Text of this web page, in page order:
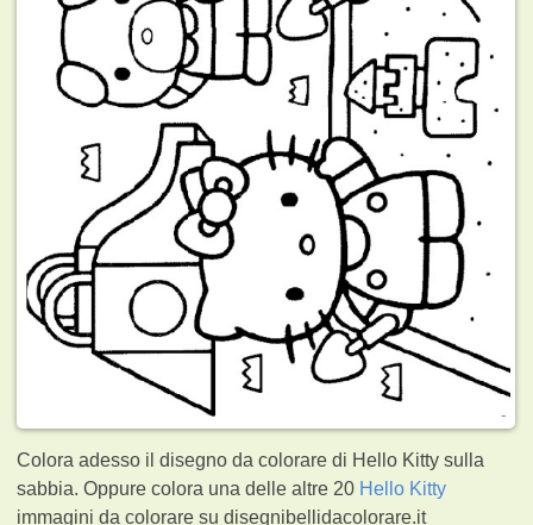
Colora adesso il disegno da colorare di Hello Kitty sulla
sabbia. Oppure colora una delle altre 20 Hello Kitty
immagini da colorare su disegnibellidacolorare.it